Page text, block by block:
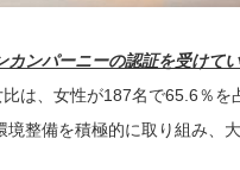
カンパーニーの認証を受けてい
は、女性が187名で65.6％を
境整備を積極的に取り組み、